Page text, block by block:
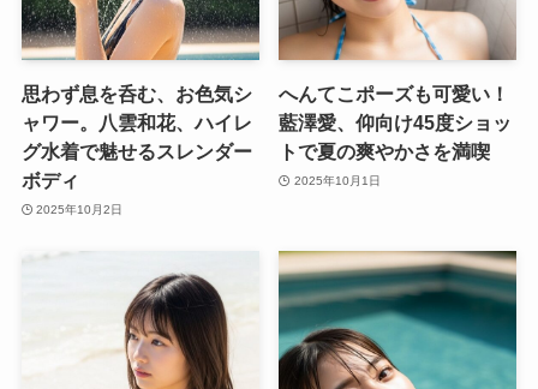
思わず息を呑む、お色気シ
ャワー。八雲和花、ハイレ
グ水着で魅せるスレンダー
ボディ
2025年10月2日
へんてこポーズも可愛い！
藍澤愛、仰向け45度ショッ
トで夏の爽やかさを満喫
2025年10月1日